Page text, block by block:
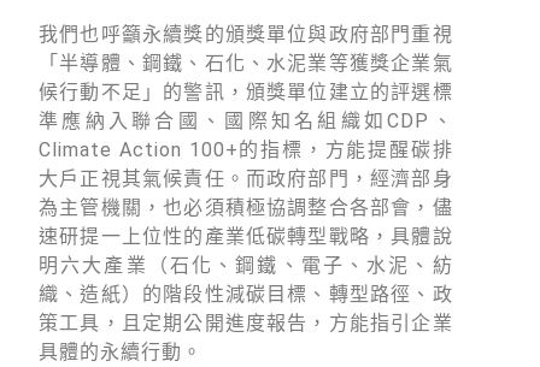
我們也呼籲永續獎的頒獎單位與政府部門重視
「半導體、鋼鐵、石化、水泥業等獲獎企業氣
候行動不足」的警訊，頒獎單位建立的評選標
準應納入聯合國、國際知名組織如CDP、
Climate Action 100+的指標，方能提醒碳排
大戶正視其氣候責任。而政府部門，經濟部身
為主管機關，也必須積極協調整合各部會，儘
速研提一上位性的產業低碳轉型戰略，具體說
明六大產業（石化、鋼鐵、電子、水泥、紡
織、造紙）的階段性減碳目標、轉型路徑、政
策工具，且定期公開進度報告，方能指引企業
具體的永續行動。